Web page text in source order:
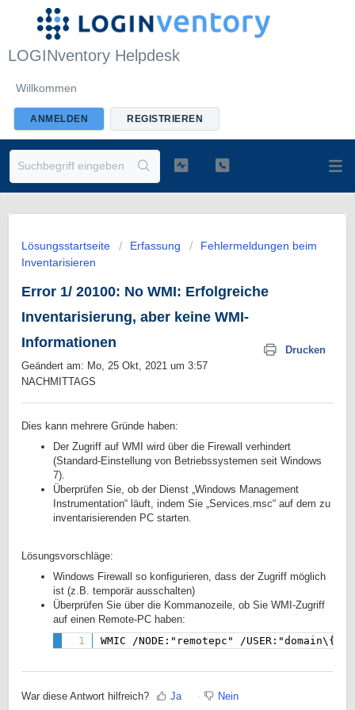
LOGINventory Helpdesk
Willkommen
ANMELDEN REGISTRIEREN
Lösungsstartseite Erfassung
Fehlermeldungen beim
Inventarisieren
Error 1/ 20100: No WMI: Erfolgreiche
Inventarisierung, aber keine WMI-
Informationen
Drucken
Geändert am: Mo, 25 Okt, 2021 um 3:57
NACHMITTAGS
Dies kann mehrere Gründe haben:
Der Zugriff auf WMI wird über die Firewall verhindert
(Standard-Einstellung von Betriebssystemen seit Windows
7).
Überprüfen Sie, ob der Dienst „Windows Management
Instrumentation“ läuft, indem Sie „Services.msc“ auf dem zu
inventarisierenden PC starten.
Lösungsvorschläge:
Windows Firewall so konfigurieren, dass der Zugriff möglich
ist (z.B. temporär ausschalten)
Überprüfen Sie über die Kommanozeile, ob Sie WMI-Zugriff
auf einen Remote-PC haben:
WMIC /NODE:"remotepc" /
War diese Antwort hilfreich? Ja Nein